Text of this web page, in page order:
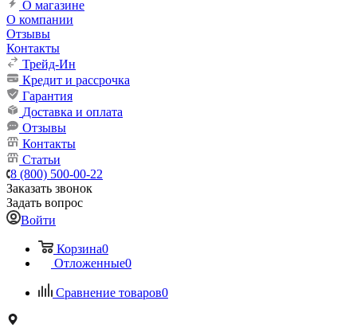
О магазине
О компании
Отзывы
Контакты
Трейд-Ин
Кредит и рассрочка
Гарантия
Доставка и оплата
Отзывы
Контакты
Статьи
8 (800) 500-00-22
Заказать звонок
Задать вопрос
Войти
Корзина0
Отложенные0
Сравнение товаров0